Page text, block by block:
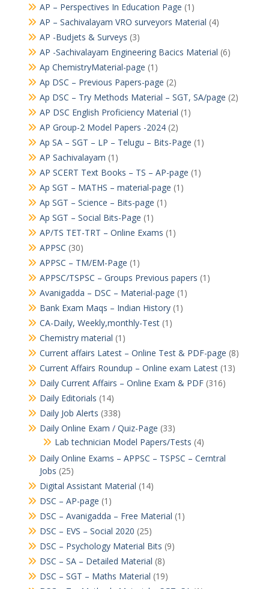
AP – Perspectives In Education Page (1)
AP – Sachivalayam VRO surveyors Material (4)
AP -Budjets & Surveys (3)
AP -Sachivalayam Engineering Bacics Material (6)
Ap ChemistryMaterial-page (1)
Ap DSC – Previous Papers-page (2)
Ap DSC – Try Methods Material – SGT, SA/page (2)
AP DSC English Proficiency Material (1)
AP Group-2 Model Papers -2024(2)
Ap SA – SGT – LP – Telugu – Bits-Page (1)
AP Sachivalayam (1)
AP SCERT Text Books – TS – AP-page (1)
Ap SGT – MATHS – material-page (1)
Ap SGT – Science – Bits-page (1)
Ap SGT – Social Bits-Page (1)
AP/TS TET-TRT – Online Exams (1)
APPSC (30)
APPSC – TM/EM-Page (1)
APPSC/TSPSC – Groups Previous papers (1)
Avanigadda – DSC – Material-page (1)
Bank Exam Maqs – Indian History(1)
CA-Daily, Weekly,monthly-Test(1)
Chemistry material (1)
Current affairs Latest – Online Test & PDF-page (8)
Current Affairs Roundup – Online exam Latest(13)
Daily Current Affairs – Online Exam & PDF(316)
Daily Editorials (14)
Daily Job Alerts (338)
Daily Online Exam / Quiz-Page (33)
Lab technician Model Papers/Tests (4)
Daily Online Exams – APPSC – TSPSC – Cerntral
Jobs (25)
Digital Assistant Material (14)
DSC – AP-page (1)
DSC – Avanigadda – Free Material (1)
DSC – EVS – Social 2020 (25)
DSC – Psychology Material Bits (9)
DSC – SA – Detailed Material (8)
DSC – SGT – Maths Material (19)